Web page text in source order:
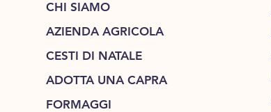
CHI SIAMO
AZIENDA AGRICOLA
CESTI DI NATALE
ADOTTA UNA CAPRA
FORMAGGI